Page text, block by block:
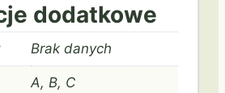
dodatkowe
Brak danych
A, B, C